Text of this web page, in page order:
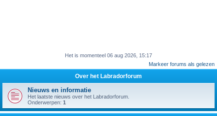
Het is momenteel 06 aug 2026, 15:17
Markeer forums als gelezen
Over het Labradorforum
Nieuws en informatie
Het laatste nieuws over het Labradorforum.
Onderwerpen: 1